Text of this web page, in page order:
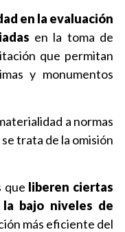
en la evaluación
en la toma de
que permitan
y monumentos
a normas
trata de la omisión
que liberen ciertas
bajo niveles de
más eficiente del